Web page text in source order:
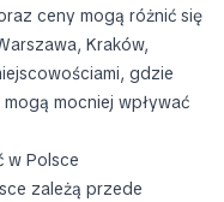
ceny mogą różnić się
Kraków,
gdzie
mocniej wpływać
w Polsce
zależą przede